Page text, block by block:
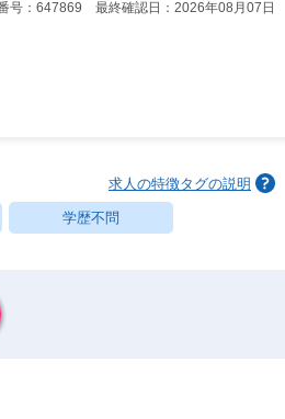
号：647869 最終確認日：2026年08月07日
求人の特徴タグの説明
学歴不問